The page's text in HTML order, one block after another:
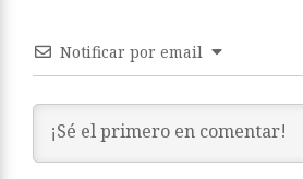
Notificar por email